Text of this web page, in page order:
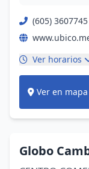
(605) 3607745
Ver horarios
Ver en mapa
Globo